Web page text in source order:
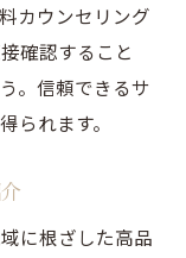
カウンセリング
確認すること
。信頼できるサ
られます。
に根ざした高品